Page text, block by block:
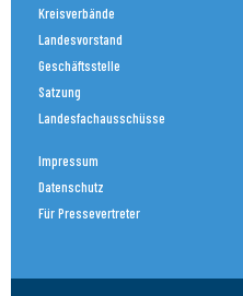
Kreisverbände
Landesvorstand
Geschäftsstelle
Satzung
Landesfachausschüsse
Impressum
Datenschutz
Für Pressevertreter